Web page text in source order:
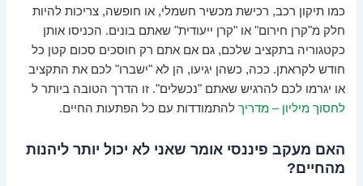
כמו תיקון רכב, רכישת מכשיר חשמלי, או חופשה, צריכות להיות
חלק מ"קרן חירום" או "קרן ייעודית" שאתם בונים. הכניסו אותן
כקטגוריה בתקציב שלכם, גם אם אתם רק חוסכים סכום קטן כל
חודש לקראתן. ככה, כשהן יגיעו, הן לא "ישברו" לכם את התקציב
או יגרמו לכם להרגיש שאתם "נכשלים". זו הדרך הטובה ביותר ל
לחסוך מיליון – מדריך להתמודדות עם כל הפתעות החיים.
האם מעקב פיננסי אומר שאני לא יכול יותר ליהנות
מהחיים?